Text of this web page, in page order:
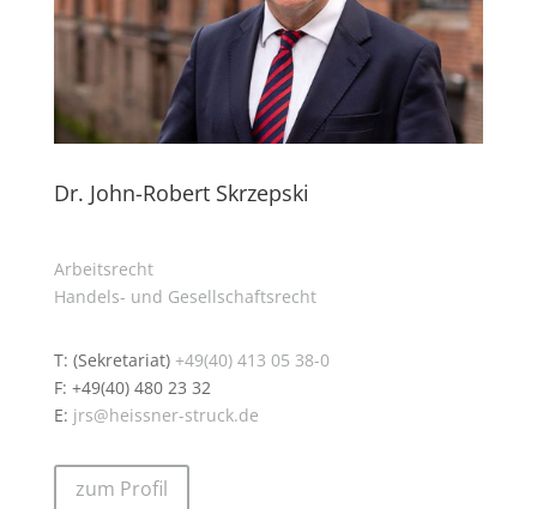
Dr. John-Robert Skrzepski
Arbeitsrecht
Handels- und Gesellschaftsrecht
T: (Sekretariat) +49(40) 413 05 38-0
F: +49(40) 480 23 32
E: jrs@heissner-struck.de
zum Profil